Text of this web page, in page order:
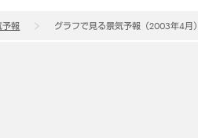
予報 グラフで見る景気予報（2003年4月）